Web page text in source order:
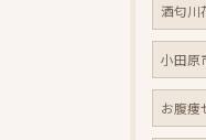
酒匂川
小田原
お腹痩